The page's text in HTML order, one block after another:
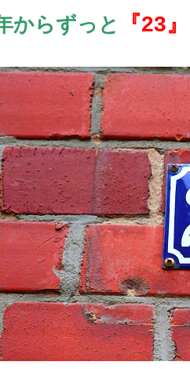
からずっと 『23』